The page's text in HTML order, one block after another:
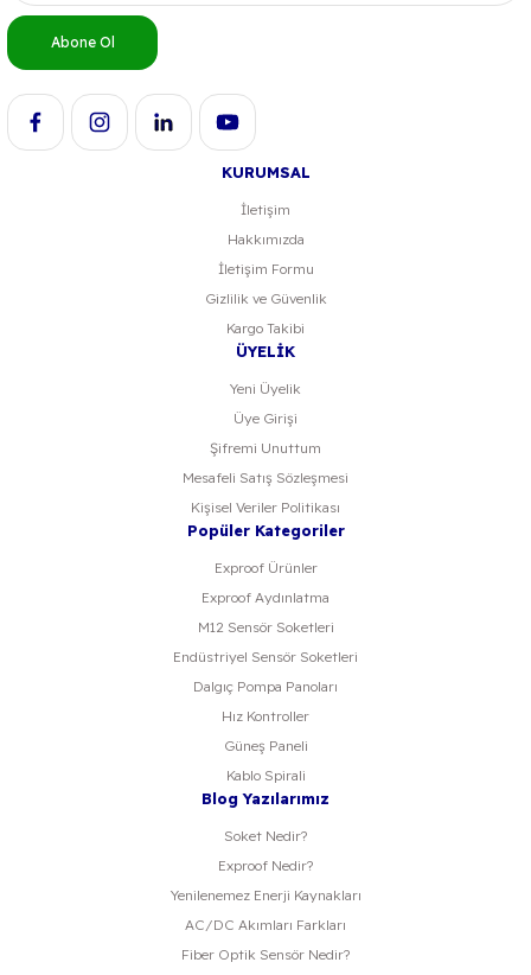
Ürün fiyatı diğer sitelerden daha pahalı.
Bu ürüne benzer farklı alternatifler olmalı.
Gönder
Abone Ol
KURUMSAL
İletişim
Hakkımızda
İletişim Formu
Gizlilik ve Güvenlik
Kargo Takibi
ÜYELİK
Yeni Üyelik
Üye Girişi
Şifremi Unuttum
Mesafeli Satış Sözleşmesi
Kişisel Veriler Politikası
Popüler Kategoriler
Exproof Ürünler
Exproof Aydınlatma
M12 Sensör Soketleri
Endüstriyel Sensör Soketleri
Dalgıç Pompa Panoları
Hız Kontroller
Güneş Paneli
Kablo Spirali
Blog Yazılarımız
Soket Nedir?
Exproof Nedir?
Yenilenemez Enerji Kaynakları
AC/DC Akımları Farkları
Fiber Optik Sensör Nedir?